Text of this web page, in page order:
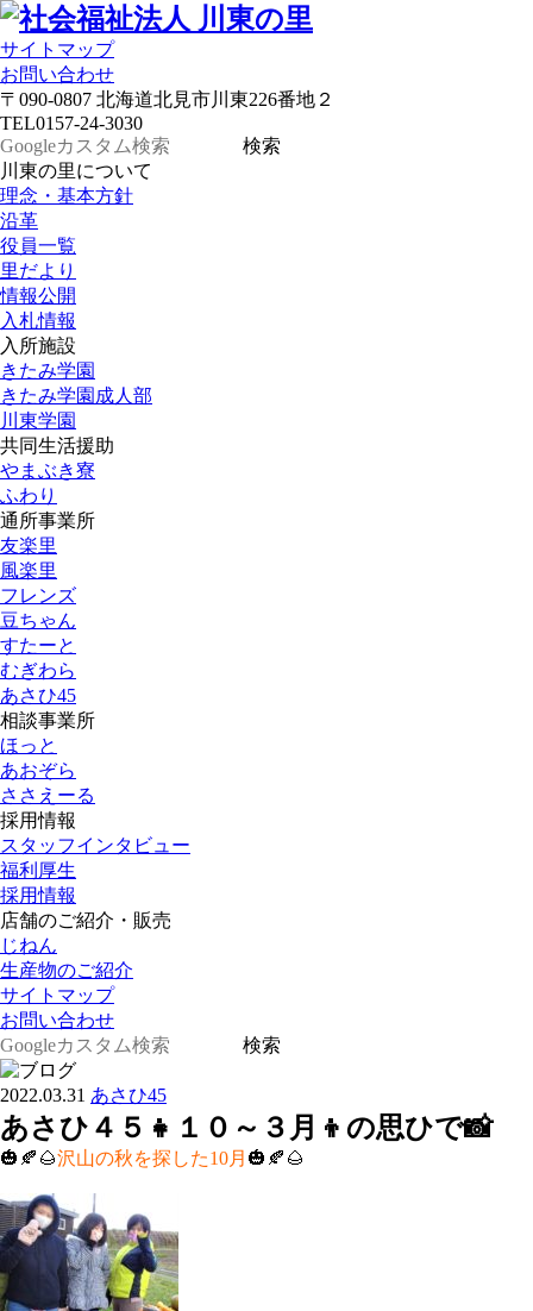
サイトマップ
お問い合わせ
〒090-0807 北海道北見市川東226番地２
TEL0157-24-3030
川東の里について
理念・基本方針
沿革
役員一覧
里だより
情報公開
入札情報
入所施設
きたみ学園
きたみ学園成人部
川東学園
共同生活援助
やまぶき寮
ふわり
通所事業所
友楽里
風楽里
フレンズ
豆ちゃん
すたーと
むぎわら
あさひ45
相談事業所
ほっと
あおぞら
ささえーる
採用情報
スタッフインタビュー
福利厚生
採用情報
店舗のご紹介・販売
じねん
生産物のご紹介
サイトマップ
お問い合わせ
2022.03.31 あさひ45
あさひ４５👧１０～３月👦の思ひで📸
🎃🍂🌰沢山の秋を探した10月 🎃🍂🌰